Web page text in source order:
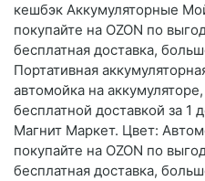
кешбэк Аккумуляторные
покупайте на OZON по
бесплатная доставка,
Портативная
автомойка на
бесплатной доставкой за 1
Магнит Маркет. Цвет:
покупайте на OZON по
бесплатная доставка,